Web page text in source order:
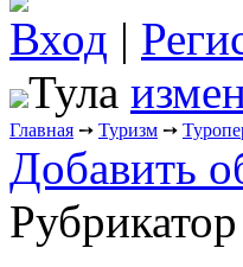
Вход |
Тула
Главная ➙ Туризм ➙
Добавить
Рубрикатор